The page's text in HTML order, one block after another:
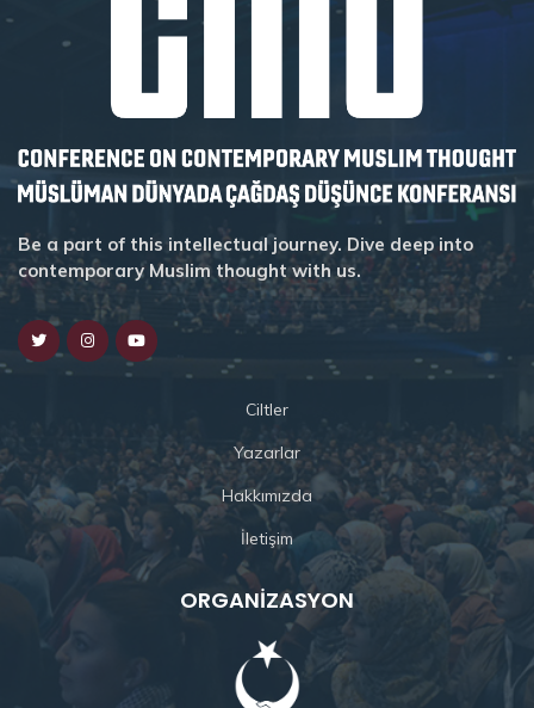
Be a part of this intellectual journey. Dive deep into
contemporary Muslim thought with us.
Ciltler
Yazarlar
Hakkımızda
İletişim
ORGANIZASYON